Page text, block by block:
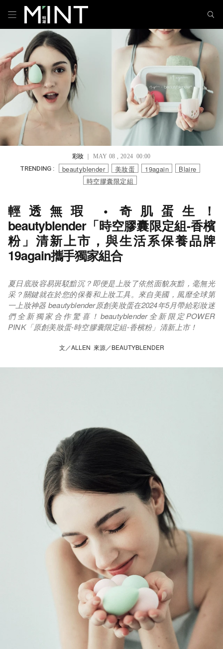
彩妝｜ MAY 08 , 2024 00:00
TRENDING : beautyblender 美妝蛋 19again
Blaire
時空膠囊限定組
輕透無瑕 • 奇肌蛋生！
beautyblender「時空膠囊限定組-香檳
粉」清新上市，與生活系保養品牌
19again攜手獨家組合
夏日底妝容易斑駁黯沉？即便是上妝了依然面貌灰黯，毫無光
采？關鍵就在於您的保養和上妝工具。來自美國，風靡全球第
一上妝神器 beautyblender原創美妝蛋在2024年5月帶給彩妝迷
們全新獨家合作驚喜！beautyblender全新限定POWER
PINK「原創美妝蛋-時空膠囊限定組-香檳粉」清新上市！
文／ALLEN 來源／BEAUTYBLENDER